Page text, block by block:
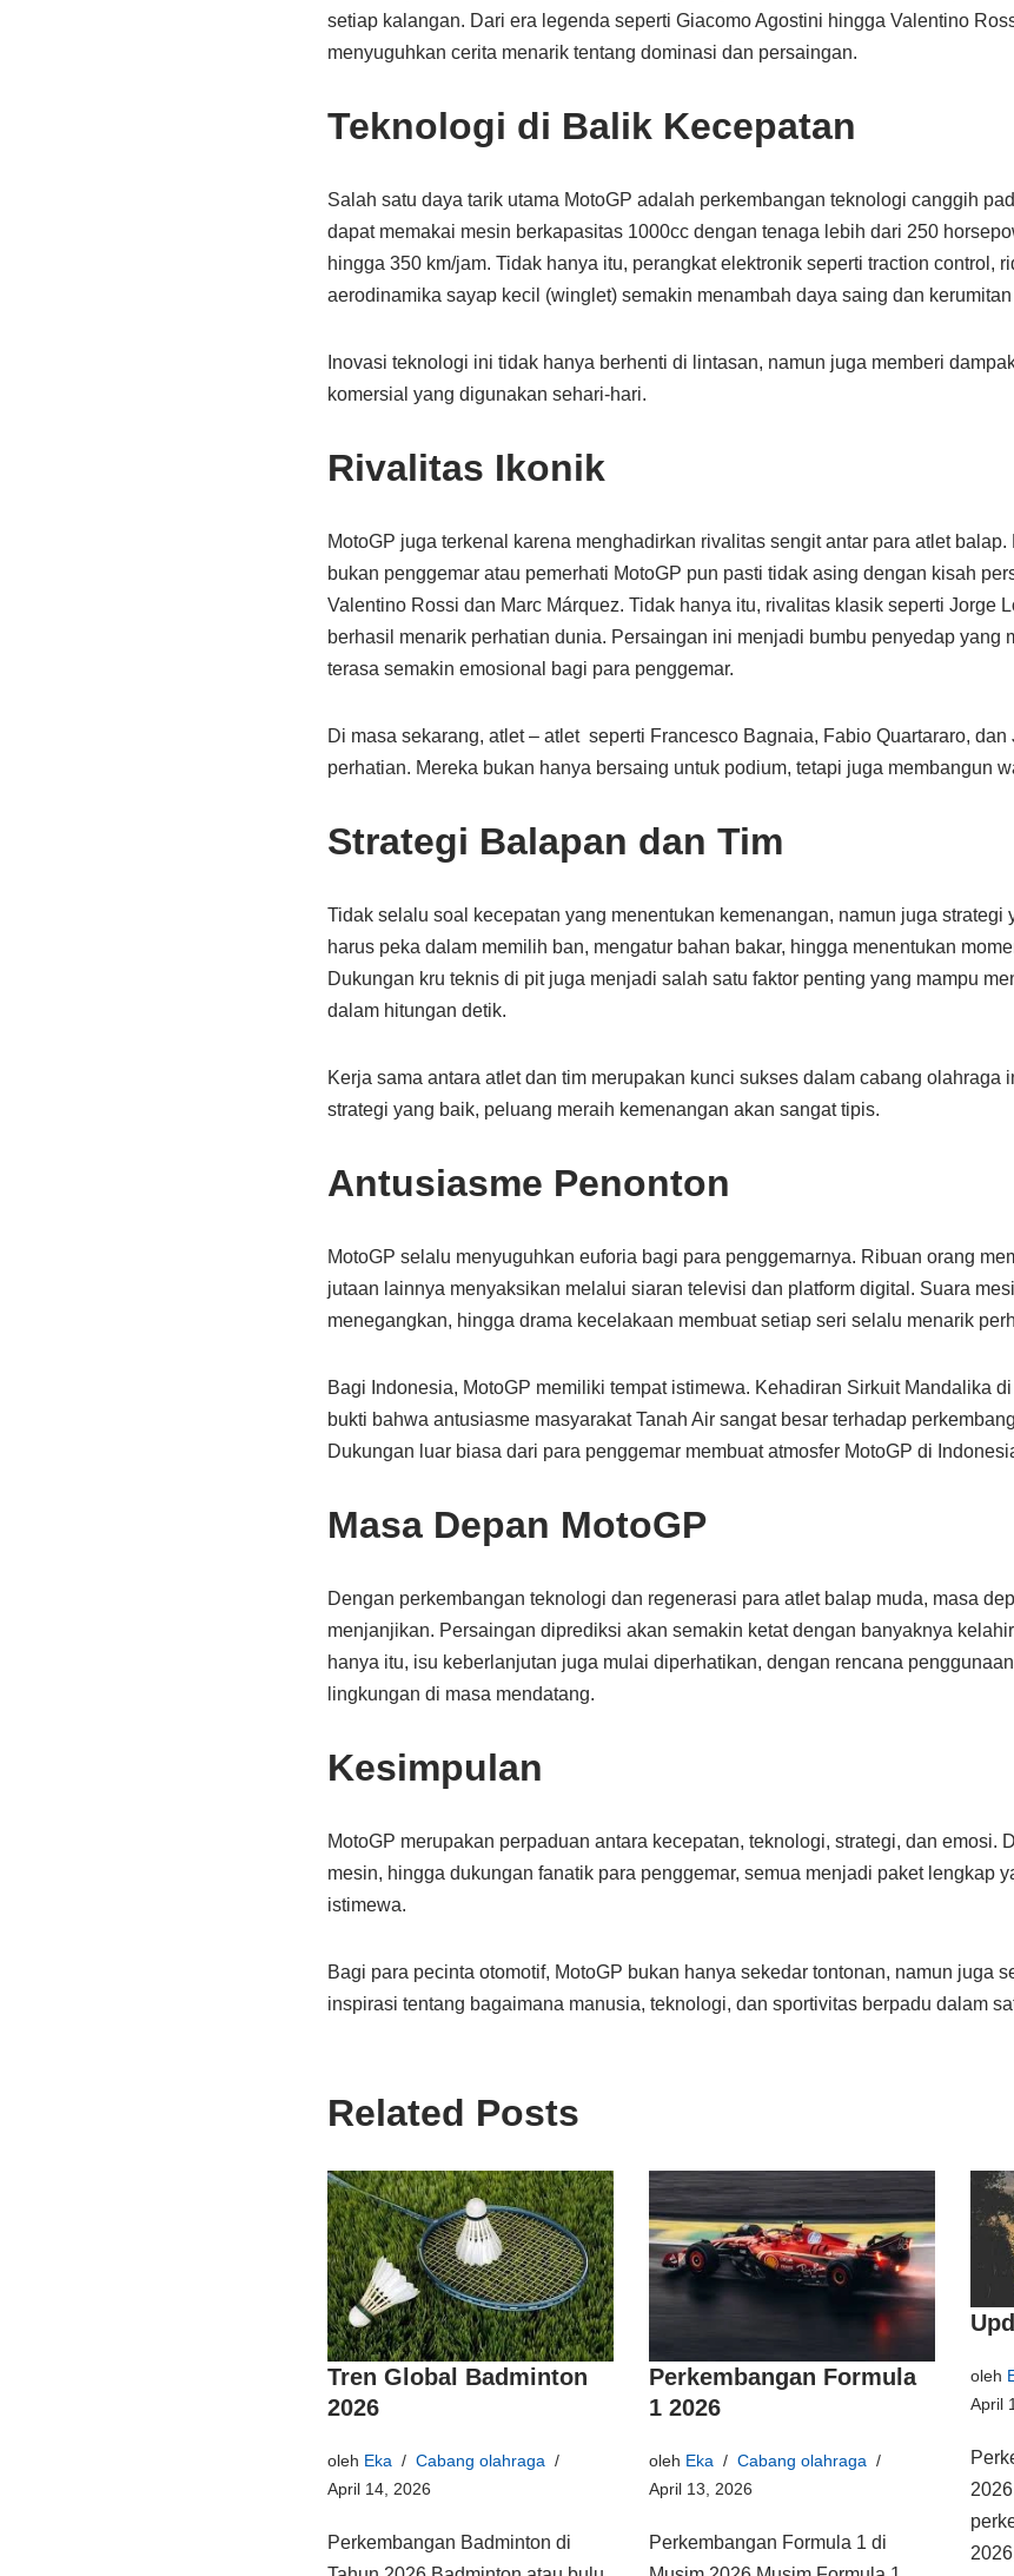
setiap kalangan. Dari era legenda seperti Giacomo Agostini hingga Valentino
menyuguhkan cerita menarik tentang dominasi dan persaingan.
Teknologi di Balik Kecepatan
Salah satu daya tarik utama MotoGP adalah perkembangan teknologi canggih
dapat memakai mesin berkapasitas 1000cc dengan tenaga lebih dari 250
hingga 350 km/jam. Tidak hanya itu, perangkat elektronik seperti traction control,
aerodinamika sayap kecil (winglet) semakin menambah daya saing dan
Inovasi teknologi ini tidak hanya berhenti di lintasan, namun juga memberi
komersial yang digunakan sehari-hari.
Rivalitas Ikonik
MotoGP juga terkenal karena menghadirkan rivalitas sengit antar para atlet
bukan penggemar atau pemerhati MotoGP pun pasti tidak asing dengan kisah
Valentino Rossi dan Marc Márquez. Tidak hanya itu, rivalitas klasik seperti Jorge
berhasil menarik perhatian dunia. Persaingan ini menjadi bumbu penyedap yang
terasa semakin emosional bagi para penggemar.
Di masa sekarang, atlet – atlet seperti Francesco Bagnaia, Fabio Quartararo,
perhatian. Mereka bukan hanya bersaing untuk podium, tetapi juga membangun
Strategi Balapan dan Tim
Tidak selalu soal kecepatan yang menentukan kemenangan, namun juga strategi
harus peka dalam memilih ban, mengatur bahan bakar, hingga menentukan
Dukungan kru teknis di pit juga menjadi salah satu faktor penting yang mampu
dalam hitungan detik.
Kerja sama antara atlet dan tim merupakan kunci sukses dalam cabang olahraga
strategi yang baik, peluang meraih kemenangan akan sangat tipis.
Antusiasme Penonton
MotoGP selalu menyuguhkan euforia bagi para penggemarnya. Ribuan orang
jutaan lainnya menyaksikan melalui siaran televisi dan platform digital. Suara
menegangkan, hingga drama kecelakaan membuat setiap seri selalu menarik
Bagi Indonesia, MotoGP memiliki tempat istimewa. Kehadiran Sirkuit Mandalika
bukti bahwa antusiasme masyarakat Tanah Air sangat besar terhadap
Dukungan luar biasa dari para penggemar membuat atmosfer MotoGP di
Masa Depan MotoGP
Dengan perkembangan teknologi dan regenerasi para atlet balap muda, masa
menjanjikan. Persaingan diprediksi akan semakin ketat dengan banyaknya
hanya itu, isu keberlanjutan juga mulai diperhatikan, dengan rencana
lingkungan di masa mendatang.
Kesimpulan
MotoGP merupakan perpaduan antara kecepatan, teknologi, strategi, dan emosi.
mesin, hingga dukungan fanatik para penggemar, semua menjadi paket lengkap
istimewa.
Bagi para pecinta otomotif, MotoGP bukan hanya sekedar tontonan, namun juga
inspirasi tentang bagaimana manusia, teknologi, dan sportivitas berpadu dalam
Related Posts
Tren Global Badminton
2026
oleh Eka
Cabang olahraga
April 14, 2026
Perkembangan Badminton di
Perkembangan Formula
1 2026
oleh Eka
Cabang olahraga
April 13, 2026
Perkembangan Formula 1 di
oleh
April